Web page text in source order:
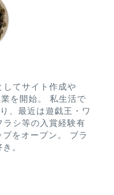
てサイト作成や
を開始。 私生活で
、最近は遊戯王・ワ
ラシ等の入賞経験有
をオープン。 ブラ
。